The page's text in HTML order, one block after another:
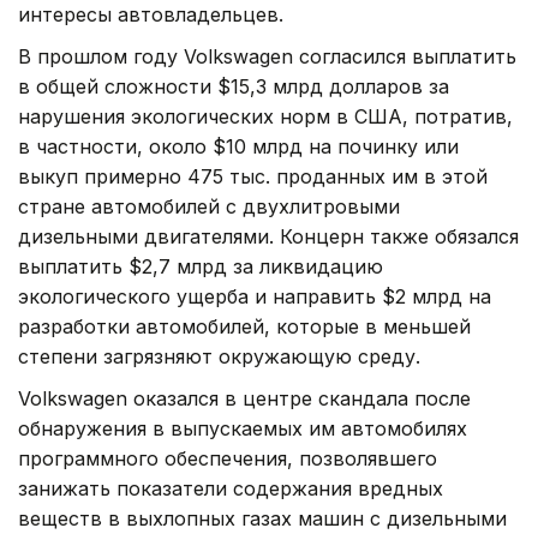
интересы автовладельцев.
В прошлом году Volkswagen согласился выплатить
в общей сложности $15,3 млрд долларов за
нарушения экологических норм в США, потратив,
в частности, около $10 млрд на починку или
выкуп примерно 475 тыс. проданных им в этой
стране автомобилей с двухлитровыми
дизельными двигателями. Концерн также обязался
выплатить $2,7 млрд за ликвидацию
экологического ущерба и направить $2 млрд на
разработки автомобилей, которые в меньшей
степени загрязняют окружающую среду.
Volkswagen оказался в центре скандала после
обнаружения в выпускаемых им автомобилях
программного обеспечения, позволявшего
занижать показатели содержания вредных
веществ в выхлопных газах машин с дизельными